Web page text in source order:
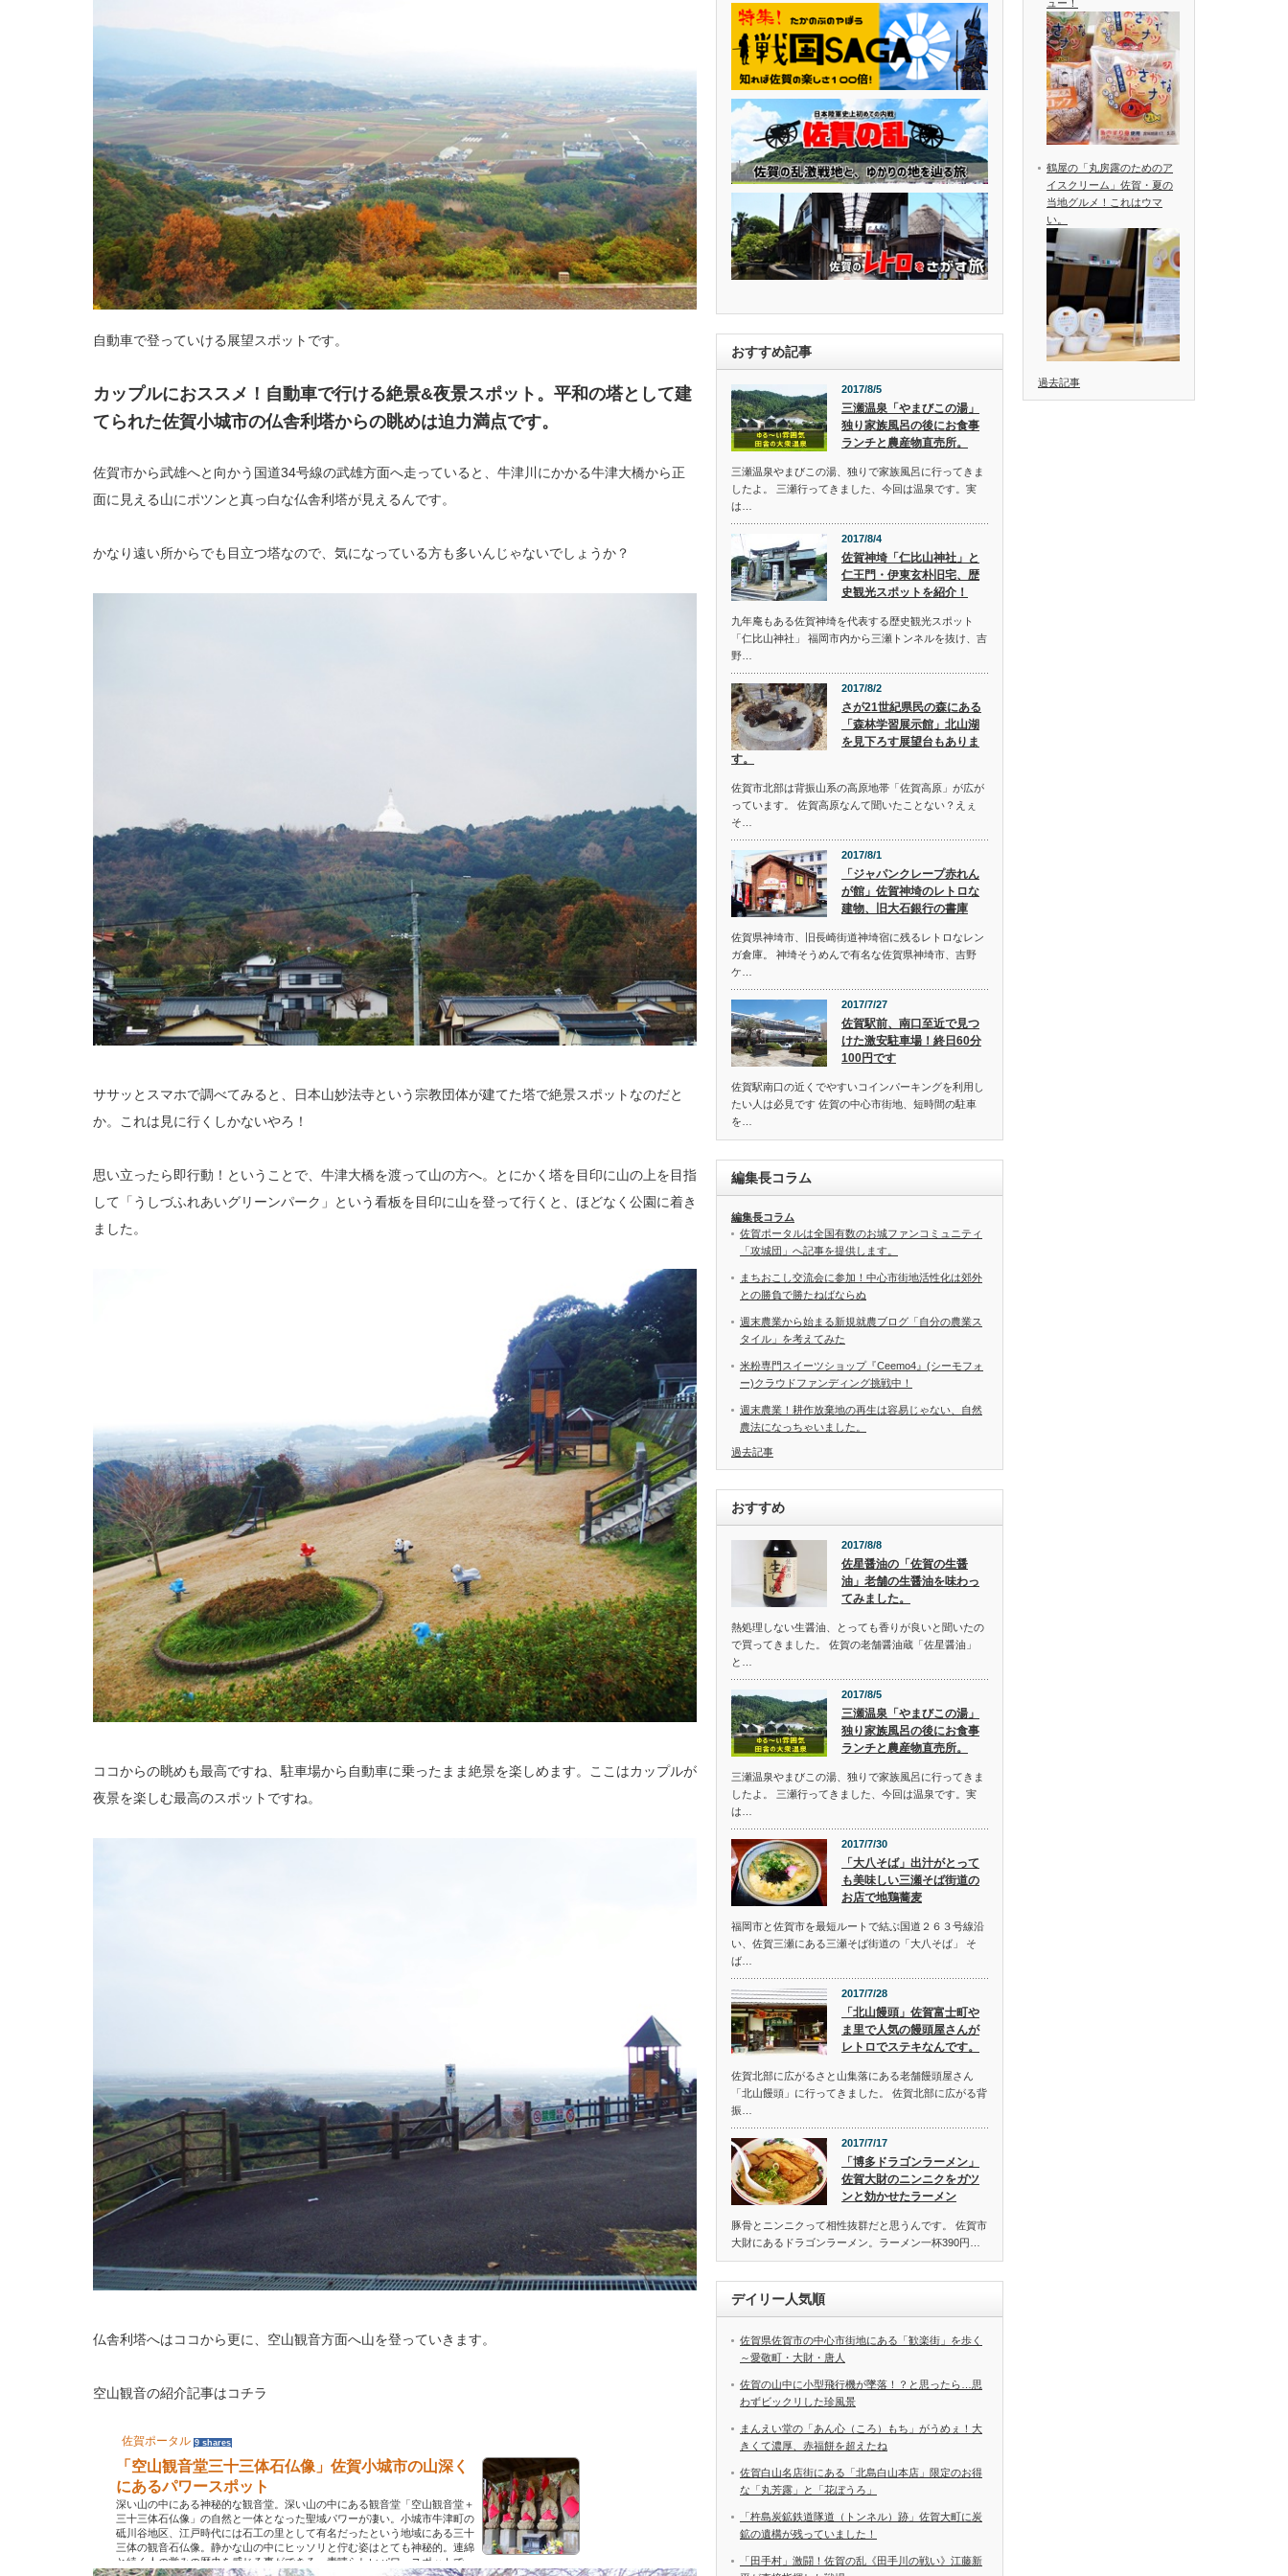
自動車で登っていける展望スポットです。
カップルにおススメ！自動車で行ける絶景&夜景スポット。平和の塔として建
てられた佐賀小城市の仏舎利塔からの眺めは迫力満点です。
佐賀市から武雄へと向かう国道34号線の武雄方面へ走っていると、牛津川にかかる牛津大橋から正
面に見える山にポツンと真っ白な仏舎利塔が見えるんです。
かなり遠い所からでも目立つ塔なので、気になっている方も多いんじゃないでしょうか？
ササッとスマホで調べてみると、日本山妙法寺という宗教団体が建てた塔で絶景スポットなのだと
か。これは見に行くしかないやろ！
思い立ったら即行動！ということで、牛津大橋を渡って山の方へ。とにかく塔を目印に山の上を目指
して「うしづふれあいグリーンパーク」という看板を目印に山を登って行くと、ほどなく公園に着き
ました。
ココからの眺めも最高ですね、駐車場から自動車に乗ったまま絶景を楽しめます。ここはカップルが
夜景を楽しむ最高のスポットですね。
仏舎利塔へはココから更に、空山観音方面へ山を登っていきます。
空山観音の紹介記事はコチラ
佐賀ポータル 9 shares
「空山観音堂三十三体石仏像」佐賀小城市の山深く
にあるパワースポット
深い山の中にある神秘的な観音堂。深い山の中にある観音堂「空山観音堂＋
三十三体石仏像」の自然と一体となった聖域パワーが凄い。小城市牛津町の
砥川谷地区、江戸時代には石工の里として有名だったという地域にある三十
三体の観音石仏像。静かな山の中にヒッソリと佇む姿はとても神秘的。連綿
と続く人の営みの歴史を感じる事ができる、素晴らしいパワースポットで
おすすめ記事
2017/8/5
三瀬温泉「やまびこの湯」
独り家族風呂の後にお食事
ランチと農産物直売所。
三瀬温泉やまびこの湯、独りで家族風呂に行ってきま
したよ。 三瀬行ってきました、今回は温泉です。実
は…
2017/8/4
佐賀神埼「仁比山神社」と
仁王門・伊東玄朴旧宅、歴
史観光スポットを紹介！
九年庵もある佐賀神埼を代表する歴史観光スポット
「仁比山神社」 福岡市内から三瀬トンネルを抜け、吉
野…
2017/8/2
さが21世紀県民の森にある
「森林学習展示館」北山湖
を見下ろす展望台もありま
す。
佐賀市北部は背振山系の高原地帯「佐賀高原」が広が
っています。 佐賀高原なんて聞いたことない？えぇ
そ…
2017/8/1
「ジャパンクレープ赤れん
が館」佐賀神埼のレトロな
建物、旧大石銀行の書庫
佐賀県神埼市、旧長崎街道神埼宿に残るレトロなレン
ガ倉庫。 神埼そうめんで有名な佐賀県神埼市、吉野
ケ…
2017/7/27
佐賀駅前、南口至近で見つ
けた激安駐車場！終日60分
100円です
佐賀駅南口の近くでやすいコインパーキングを利用し
たい人は必見です 佐賀の中心市街地、短時間の駐車
を…
編集長コラム
編集長コラム
佐賀ポータルは全国有数のお城ファンコミュニティ
「攻城団」へ記事を提供します。
まちおこし交流会に参加！中心市街地活性化は郊外
との勝負で勝たねばならぬ
週末農業から始まる新規就農ブログ「自分の農業ス
タイル」を考えてみた
米粉専門スイーツショップ『Ceemo4』(シーモフォ
ー)クラウドファンディング挑戦中！
週末農業！耕作放棄地の再生は容易じゃない、自然
農法になっちゃいました。
過去記事
おすすめ
2017/8/8
佐星醤油の「佐賀の生醤
油」老舗の生醤油を味わっ
てみました。
熱処理しない生醤油、とっても香りが良いと聞いたの
で買ってきました。 佐賀の老舗醤油蔵「佐星醤油」
と…
2017/8/5
三瀬温泉「やまびこの湯」
独り家族風呂の後にお食事
ランチと農産物直売所。
三瀬温泉やまびこの湯、独りで家族風呂に行ってきま
したよ。 三瀬行ってきました、今回は温泉です。実
は…
2017/7/30
「大八そば」出汁がとって
も美味しい三瀬そば街道の
お店で地鶏蕎麦
福岡市と佐賀市を最短ルートで結ぶ国道２６３号線沿
い、佐賀三瀬にある三瀬そば街道の「大八そば」 そ
ば…
2017/7/28
「北山饅頭」佐賀富士町や
ま里で人気の饅頭屋さんが
レトロでステキなんです。
佐賀北部に広がるさと山集落にある老舗饅頭屋さん
「北山饅頭」に行ってきました。 佐賀北部に広がる背
振…
2017/7/17
「博多ドラゴンラーメン」
佐賀大財のニンニクをガツ
ンと効かせたラーメン
豚骨とニンニクって相性抜群だと思うんです。 佐賀市
大財にあるドラゴンラーメン。ラーメン一杯390円…
デイリー人気順
佐賀県佐賀市の中心市街地にある「歓楽街」を歩く
～愛敬町・大財・唐人
佐賀の山中に小型飛行機が墜落！？と思ったら…思
わずビックリした珍風景
まんえい堂の「あん心（ころ）もち」がうめぇ！大
きくて濃厚、赤福餅を超えたね
佐賀白山名店街にある「北島白山本店」限定のお得
な「丸芳露」と「花ぼうろ」
「杵島炭鉱鉄道隊道（トンネル）跡」佐賀大町に炭
鉱の遺構が残っていました！
「田手村」激闘！佐賀の乱《田手川の戦い》江藤新
ュー！
鶴屋の「丸房露のためのア
イスクリーム」佐賀・夏の
当地グルメ！これはウマ
い。
過去記事